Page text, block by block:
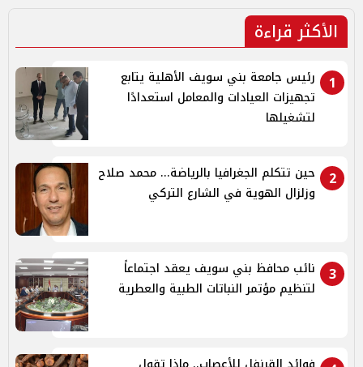
الأكثر قراءة
1
رئيس جامعة بني سويف الأهلية يتابع
تجهيزات العيادات والمعامل استعدادًا
لتشغيلها
2
حين تتكلم الجغرافيا بالرياضة... محمد صلاح
وزلزال الهوية في الشارع التركي
3
نائب محافظ بني سويف يعقد اجتماعاً
لتنظيم مؤتمر النباتات الطبية والعطرية